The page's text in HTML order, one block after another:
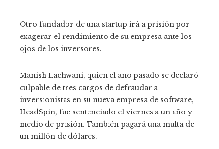
Otro fundador de una startup irá a prisión por
exagerar el rendimiento de su empresa ante los
ojos de los inversores.
Manish Lachwani, quien el año pasado se declaró
culpable de tres cargos de defraudar a
inversionistas en su nueva empresa de software,
HeadSpin, fue sentenciado el viernes a un año y
medio de prisión. También pagará una multa de
un millón de dólares.